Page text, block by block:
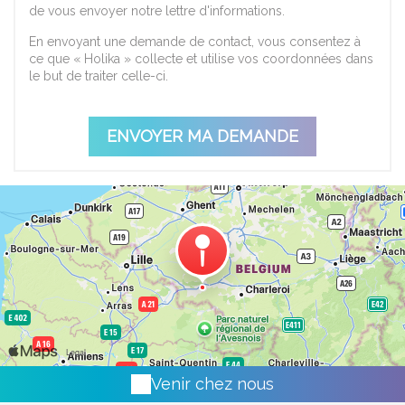
de vous envoyer notre lettre d'informations.
En envoyant une demande de contact, vous consentez à
ce que « Holika » collecte et utilise vos coordonnées dans
le but de traiter celle-ci.
Venir chez nous